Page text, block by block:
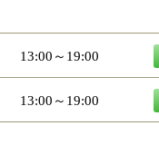
13:00～19:00
13:00～19:00